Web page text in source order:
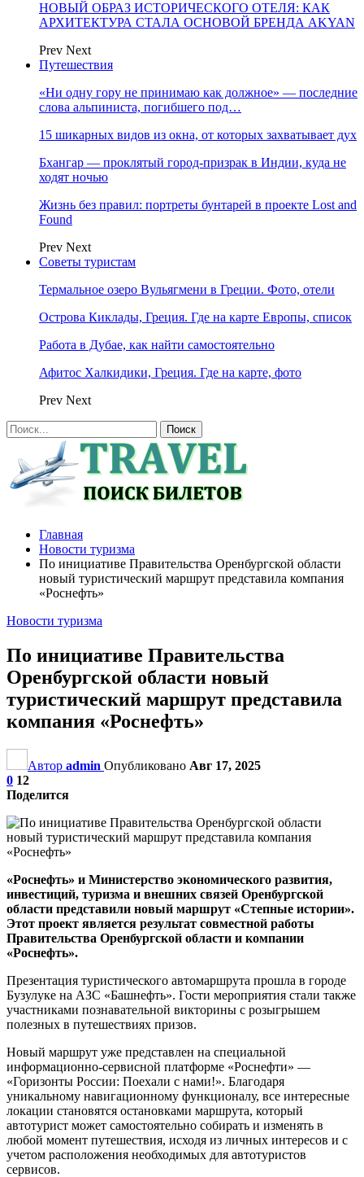
НОВЫЙ ОБРАЗ ИСТОРИЧЕСКОГО ОТЕЛЯ: КАК
АРХИТЕКТУРА СТАЛА ОСНОВОЙ БРЕНДА AKYAN
Prev Next
Путешествия
«Ни одну гору не принимаю как должное» — последние
слова альпиниста, погибшего под…
15 шикарных видов из окна, от которых захватывает дух
Бхангар — проклятый город-призрак в Индии, куда не
ходят ночью
Жизнь без правил: портреты бунтарей в проекте Lost and
Found
Prev Next
Советы туристам
Термальное озеро Вульягмени в Греции. Фото, отели
Острова Киклады, Греция. Где на карте Европы, список
Работа в Дубае, как найти самостоятельно
Афитос Халкидики, Греция. Где на карте, фото
Prev Next
Главная
Новости туризма
По инициативе Правительства Оренбургской области
новый туристический маршрут представила компания
«Роснефть»
Новости туризма
По инициативе Правительства
Оренбургской области новый
туристический маршрут представила
компания «Роснефть»
Автор admin Опубликовано Авг 17, 2025
0 12
Поделится
«Роснефть» и Министерство экономического развития,
инвестиций, туризма и внешних связей Оренбургской
области представили новый маршрут «Степные истории».
Этот проект является результат совместной работы
Правительства Оренбургской области и компании
«Роснефть».
Презентация туристического автомаршрута прошла в городе
Бузулуке на АЗС «Башнефть». Гости мероприятия стали также
участниками познавательной викторины с розыгрышем
полезных в путешествиях призов.
Новый маршрут уже представлен на специальной
информационно-сервисной платформе «Роснефти» —
«Горизонты России: Поехали с нами!». Благодаря
уникальному навигационному функционалу, все интересные
локации становятся остановками маршрута, который
автотурист может самостоятельно собирать и изменять в
любой момент путешествия, исходя из личных интересов и с
учетом расположения необходимых для автотуристов
сервисов.